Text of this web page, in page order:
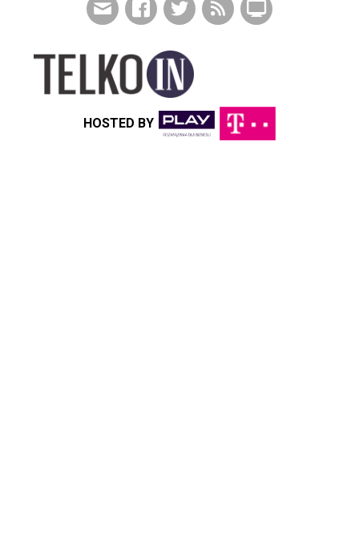
HOSTED BY